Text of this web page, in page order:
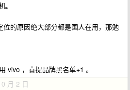
。
的原因绝大部分都是国人在用，那勉
vivo ，喜提品牌黑名单+1 。
月 2 日